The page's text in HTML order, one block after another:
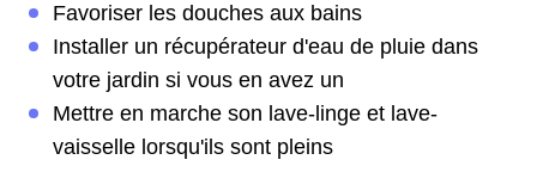
Favoriser les douches aux bains
Installer un récupérateur d'eau de pluie dans
votre jardin si vous en avez un
Mettre en marche son lave-linge et lave-
vaisselle lorsqu'ils sont pleins